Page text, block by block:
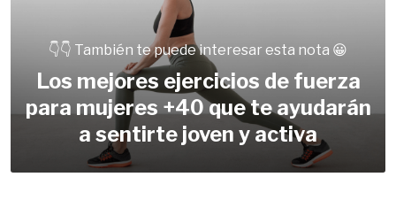
👇👇 También te puede interesar esta nota 😀
Los mejores ejercicios de fuerza
para mujeres +40 que te ayudarán
a sentirte joven y activa